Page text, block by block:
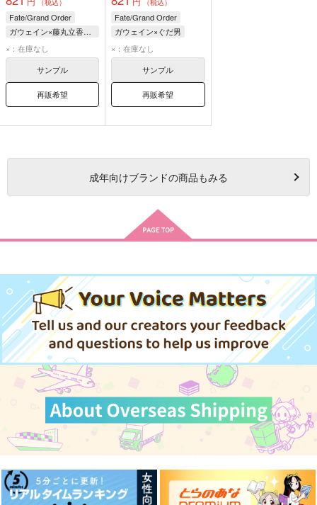
（税込）
Fate/Grand Order
ガウェイン×藤丸立香（ぐだ男）
ガウェイン
藤丸立香（ぐだ男）
×：在庫なし
サンプル
再販希望
（税込）
Fate/Grand Order
ガウェイン×ぐだ男
ガウェイン
×：在庫なし
サンプル
再販希望
成年向けブランドの商品もみる